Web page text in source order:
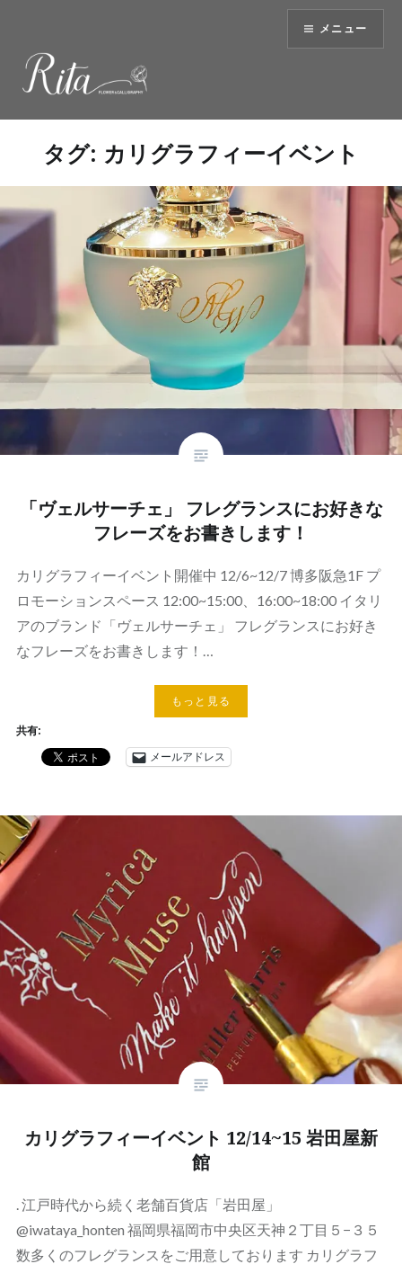
へ
ッ
プ
メニュー
タグ: カリグラフィーイベント
「ヴェルサーチェ」 フレグランスにお好きな
フレーズをお書きします！
カリグラフィーイベント開催中 12/6~12/7 博多阪急1F プ
ロモーションスペース 12:00~15:00、16:00~18:00 イタリ
アのブランド「ヴェルサーチェ」 フレグランスにお好き
なフレーズをお書きします！…
もっと見る
共有:
メールアドレス
カリグラフィーイベント 12/14~15 岩田屋新
館
. 江戸時代から続く老舗百貨店「岩田屋」
@iwataya_honten 福岡県福岡市中央区天神２丁目５−３５
数多くのフレグランスをご用意しております カリグラフ